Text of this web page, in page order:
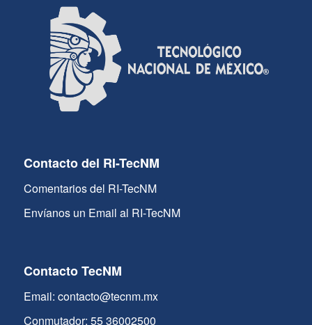
Contacto del RI-TecNM
Comentarios del RI-TecNM
Envíanos un Email al RI-TecNM
Contacto TecNM
Email: contacto@tecnm.mx
Conmutador: 55 36002500